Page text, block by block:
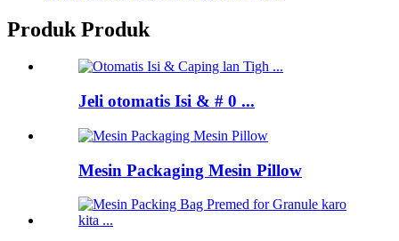
Produk Produk
Jeli otomatis Isi & # 0 ...
Mesin Packaging Mesin Pillow